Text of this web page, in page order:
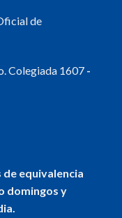
de
Colegiada 1607 -
de equivalencia
domingos y